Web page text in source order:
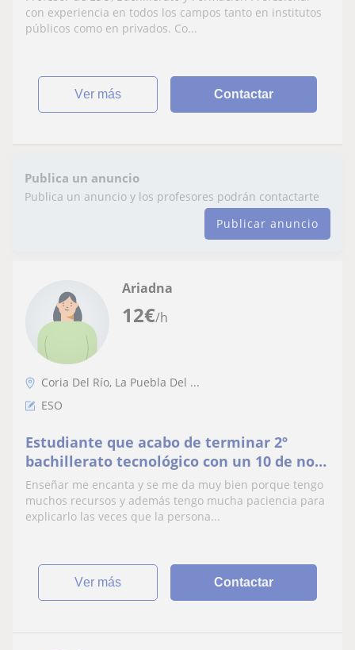
con experiencia en todos los campos tanto en institutos
públicos como en privados. Co...
ver más Contactar
Publica un anuncio
Publica un anuncio y los profesores podrán contactarte
Publicar anuncio
12€/h
Ariadna
Coria Del Río, La Puebla Del ...
ESO
Estudiante que acabo de terminar 2º
bachillerato tecnológico con un 10 de nota
final
Enseñar me encanta y se me da muy bien porque tengo
muchos recursos y además tengo mucha paciencia para
explicarlo las veces que la persona...
ver más Contactar